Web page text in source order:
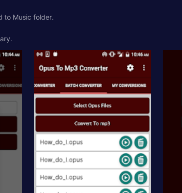
to Music folder.